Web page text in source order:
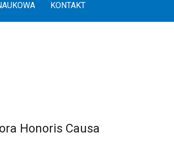
KONTAKT
Honoris Causa